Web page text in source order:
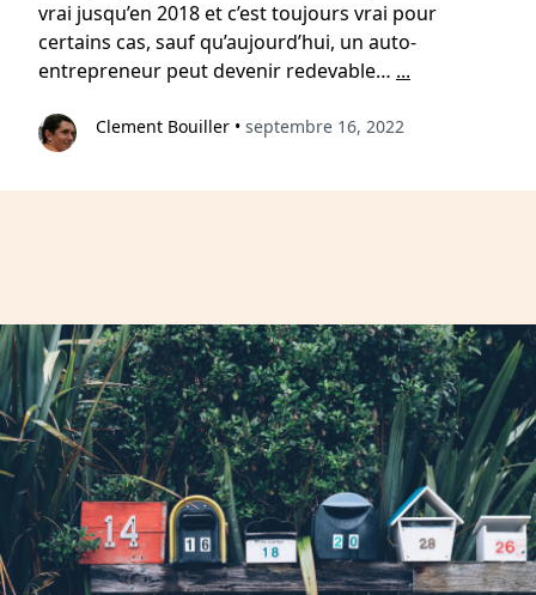
vrai jusqu’en 2018 et c’est toujours vrai pour
certains cas, sauf qu’aujourd’hui, un auto-
entrepreneur peut devenir redevable… ...
Clement Bouiller • septembre 16, 2022